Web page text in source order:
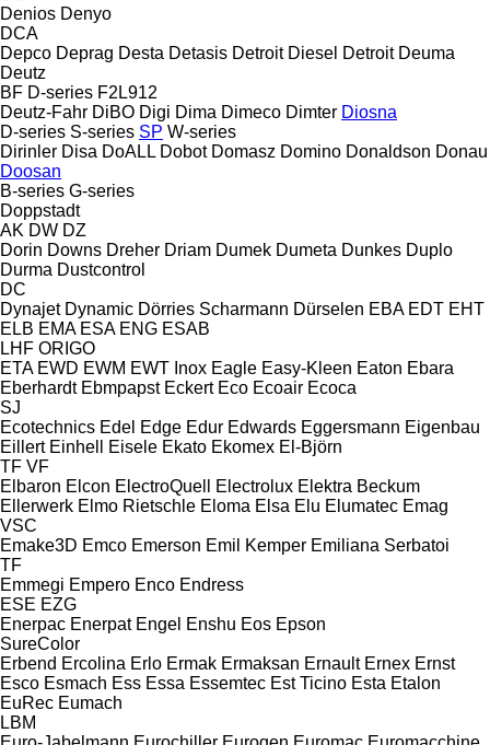
Denios Denyo
DCA
Depco Deprag Desta Detasis Detroit Diesel Detroit Deuma
Deutz
BF D-series F2L912
Deutz-Fahr DiBO Digi Dima Dimeco Dimter Diosna
D-series S-series SP W-series
Dirinler Disa DoALL Dobot Domasz Domino Donaldson Donau
Doosan
B-series G-series
Doppstadt
AK DW DZ
Dorin Downs Dreher Driam Dumek Dumeta Dunkes Duplo
Durma Dustcontrol
DC
Dynajet Dynamic Dörries Scharmann Dürselen EBA EDT EHT
ELB EMA ESA ENG ESAB
LHF ORIGO
ETA EWD EWM EWT Inox Eagle Easy-Kleen Eaton Ebara
Eberhardt Ebmpapst Eckert Eco Ecoair Ecoca
SJ
Ecotechnics Edel Edge Edur Edwards Eggersmann Eigenbau
Eillert Einhell Eisele Ekato Ekomex El-Björn
TF VF
Elbaron Elcon ElectroQuell Electrolux Elektra Beckum
Ellerwerk Elmo Rietschle Eloma Elsa Elu Elumatec Emag
VSC
Emake3D Emco Emerson Emil Kemper Emiliana Serbatoi
TF
Emmegi Empero Enco Endress
ESE EZG
Enerpac Enerpat Engel Enshu Eos Epson
SureColor
Erbend Ercolina Erlo Ermak Ermaksan Ernault Ernex Ernst
Esco Esmach Ess Essa Essemtec Est Ticino Esta Etalon
EuRec Eumach
LBM